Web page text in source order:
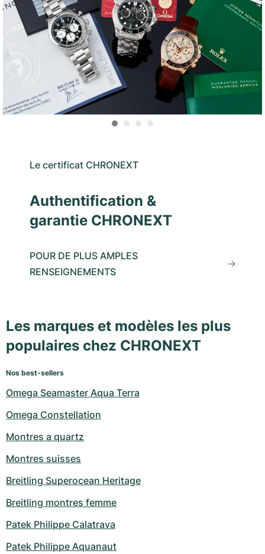
Le certificat CHRONEXT
Authentification &
garantie CHRONEXT
POUR DE PLUS AMPLES
RENSEIGNEMENTS
Les marques et modèles les plus
populaires chez CHRONEXT
Nos best-sellers
Omega Seamaster Aqua Terra
Omega Constellation
Montres a quartz
Montres suisses
Breitling Superocean Heritage
Breitling montres femme
Patek Philippe Calatrava
Patek Philippe Aquanaut